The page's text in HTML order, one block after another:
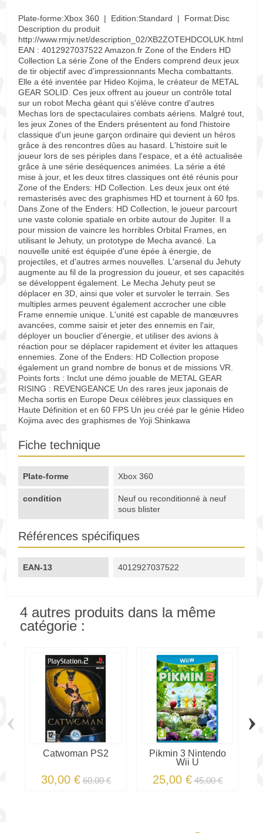
Plate-forme:Xbox 360 | Edition:Standard | Format:Disc
Description du produit
http://www.rmjv.net/description_02/XB2ZOTEHDCOLUK.html
EAN : 4012927037522 Amazon.fr Zone of the Enders HD
Collection La série Zone of the Enders comprend deux jeux
de tir objectif avec d'impressionnants Mecha combattants.
Elle a été inventée par Hideo Kojima, le créateur de METAL
GEAR SOLID. Ces jeux offrent au joueur un contrôle total
sur un robot Mecha géant qui s'élève contre d'autres
Mechas lors de spectaculaires combats aériens. Malgré tout,
les jeux Zones of the Enders présentent au fond l'histoire
classique d'un jeune garçon ordinaire qui devient un héros
grâce à des rencontres dûes au hasard. L'histoire suit le
joueur lors de ses périples dans l'espace, et a été actualisée
grâce à une série deséquences animées. La série a été
mise à jour, et les deux titres classiques ont été réunis pour
Zone of the Enders: HD Collection. Les deux jeux ont été
remasterisés avec des graphismes HD et tournent à 60 fps.
Dans Zone of the Enders: HD Collection, le joueur parcourt
une vaste colonie spatiale en orbite autour de Jupiter. Il a
pour mission de vaincre les horribles Orbital Frames, en
utilisant le Jehuty, un prototype de Mecha avancé. La
nouvelle unité est équipée d'une épée à énergie, de
projectiles, et d'autres armes nouvelles. L'arsenal du Jehuty
augmente au fil de la progression du joueur, et ses capacités
se développent également. Le Mecha Jehuty peut se
déplacer en 3D, ainsi que voler et survoler le terrain. Ses
multiples armes peuvent également accrocher une cible
Frame ennemie unique. L'unité est capable de manœuvres
avancées, comme saisir et jeter des ennemis en l'air,
déployer un bouclier d'énergie, et utiliser des avions à
réaction pour se déplacer rapidement et éviter les attaques
ennemies. Zone of the Enders: HD Collection propose
également un grand nombre de bonus et de missions VR.
Points forts : Inclut une démo jouable de METAL GEAR
RISING : REVENGEANCE Un des rares jeux japonais de
Mecha sortis en Europe Deux célèbres jeux classiques en
Haute Définition et en 60 FPS Un jeu créé par le génie Hideo
Kojima avec des graphismes de Yoji Shinkawa
Fiche technique
Plate-forme Xbox 360
condition
Neuf ou reconditionné à neuf
sous blister
Références spécifiques
EAN-13 4012927037522
4 autres produits dans la même
catégorie :
Catwoman PS2
30,00 € 60,00 €
Pikmin 3 Nintendo
Wii U
25,00 € 45,00 €
‹ ›